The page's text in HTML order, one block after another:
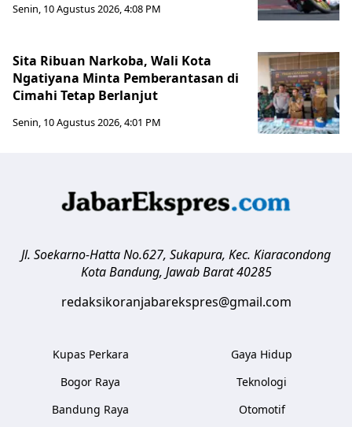
Senin, 10 Agustus 2026, 4:08 PM
Sita Ribuan Narkoba, Wali Kota
Ngatiyana Minta Pemberantasan di
Cimahi Tetap Berlanjut
Senin, 10 Agustus 2026, 4:01 PM
Jl. Soekarno-Hatta No.627, Sukapura, Kec. Kiaracondong
Kota Bandung, Jawab Barat 40285
redaksikoranjabarekspres@gmail.com
Kupas Perkara
Bogor Raya
Bandung Raya
Gaya Hidup
Teknologi
Otomotif